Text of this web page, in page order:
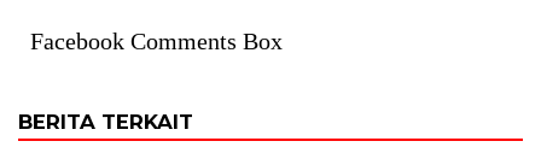
Facebook Comments Box
BERITA TERKAIT